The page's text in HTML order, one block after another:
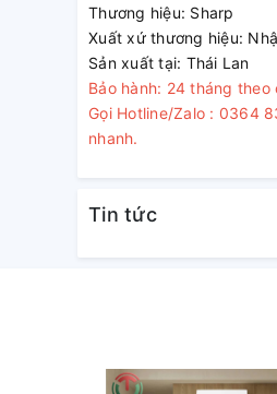
Thương hiệu: Sharp
Xuất xứ thương hiệu:
Sản xuất tại: Thái Lan
Bảo hành: 24 tháng theo
Gọi Hotline/Zalo : 0364
nhanh.
Tin tức